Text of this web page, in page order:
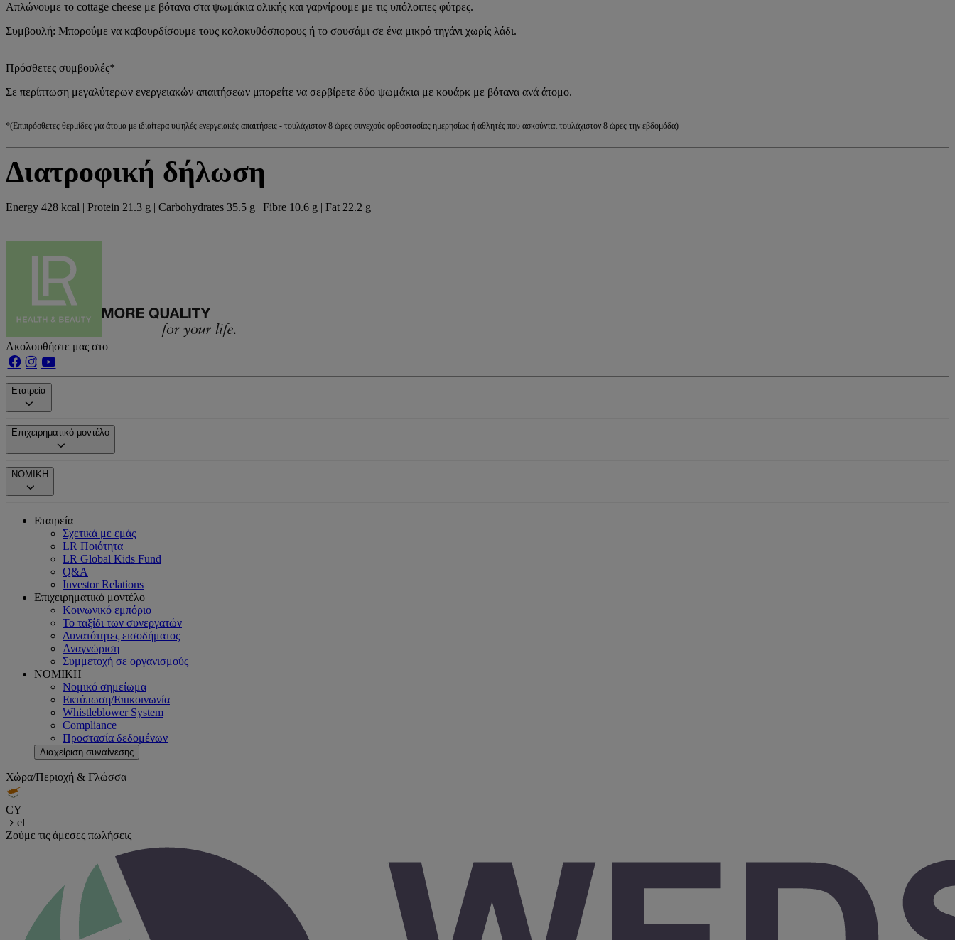
Απλώνουμε το cottage cheese με βότανα στα ψωμάκια ολικής και γαρνίρουμε με τις υπόλοιπες φύτρες.
Συμβουλή: Μπορούμε να καβουρδίσουμε τους κολοκυθόσπορους ή το σουσάμι σε ένα μικρό τηγάνι χωρίς λάδι.
Πρόσθετες συμβουλές*
Σε περίπτωση μεγαλύτερων ενεργειακών απαιτήσεων μπορείτε να σερβίρετε δύο ψωμάκια με κουάρκ με βότανα ανά άτομο.
*(Επιπρόσθετες θερμίδες για άτομα με ιδιαίτερα υψηλές ενεργειακές απαιτήσεις - τουλάχιστον 8 ώρες συνεχούς ορθοστασίας ημερησίως ή αθλητές που ασκούνται τουλάχιστον 8 ώρες την εβδομάδα)
Διατροφική δήλωση
Energy 428 kcal | Protein 21.3 g | Carbohydrates 35.5 g | Fibre 10.6 g | Fat 22.2 g
Ακολουθήστε μας στο
Εταιρεία
Επιχειρηματικό μοντέλο
ΝΟΜΙΚΗ
Εταιρεία
Σχετικά με εμάς
LR Ποιότητα
LR Global Kids Fund
Q&A
Investor Relations
Επιχειρηματικό μοντέλο
Κοινωνικό εμπόριο
Το ταξίδι των συνεργατών
Δυνατότητες εισοδήματος
Αναγνώριση
Συμμετοχή σε οργανισμούς
ΝΟΜΙΚΗ
Νομικό σημείωμα
Εκτύπωση/Επικοινωνία
Whistleblower System
Compliance
Προστασία δεδομένων
Διαχείριση συναίνεσης
Χώρα/Περιοχή & Γλώσσα
CY
el
Ζούμε τις άμεσες πωλήσεις